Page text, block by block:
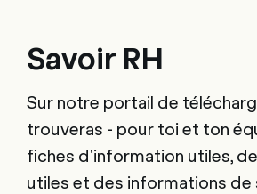
Savoir RH
Sur notre portail de
trouveras - pour toi et ton
fiches d'information utiles,
utiles et des informations de